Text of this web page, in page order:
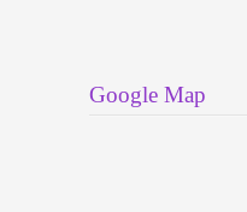
Google Map